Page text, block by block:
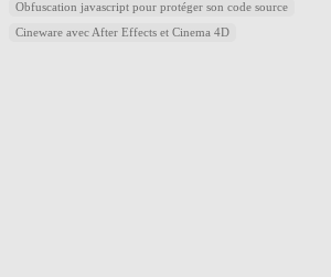
Obfuscation javascript pour protéger son code source
Cineware avec After Effects et Cinema 4D